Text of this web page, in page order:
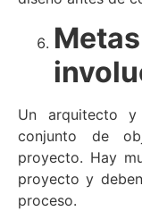
Un arquitecto
conjunto de
proyecto. Hay
proyecto y
proceso.